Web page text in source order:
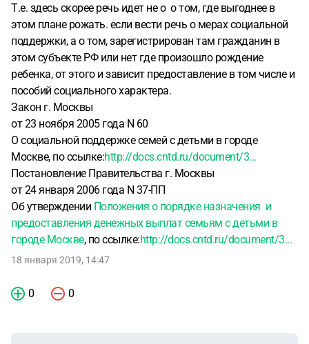
Т.е. здесь скорее речь идет не о о том, где выгоднее в
этом плане рожать. если вести речь о мерах социальной
поддержки, а о том, зарегистрирован там гражданин в
этом субъекте РФ или нет где произошло рождение
ребенка, от этого и зависит предоставление в том числе и
пособий социального характера.
Закон г. Москвы
от 23 ноября 2005 года N 60
О социальной поддержке семей с детьми в городе
Москве, по ссылке:http://docs.cntd.ru/document/3...
Постановление Правительства г. Москвы
от 24 января 2006 года N 37-ПП
Об утверждении Положения о порядке назначения и
предоставления денежных выплат семьям с детьми в
городе Москве, по ссылке:http://docs.cntd.ru/document/3...
18 января 2019, 14:47
0 0